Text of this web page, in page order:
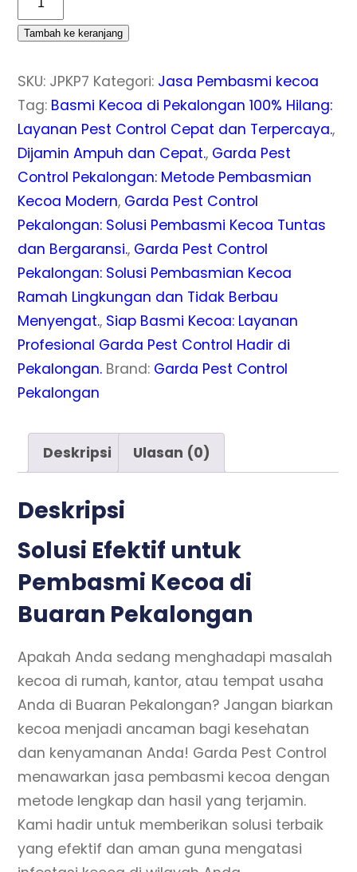
Jasa
Pembasmi
Buaran
Pekalongan
Metode
Terjamin
Tambah ke keranjang
SKU: JPKP7 Kategori: Jasa Pembasmi kecoa
Tag: Basmi Kecoa di Pekalongan 100% Hilang:
Layanan Pest Control Cepat dan Terpercaya.,
Dijamin Ampuh dan Cepat., Garda Pest
Control Pekalongan: Metode Pembasmian
Kecoa Modern, Garda Pest Control
Pekalongan: Solusi Pembasmi Kecoa Tuntas
dan Bergaransi., Garda Pest Control
Pekalongan: Solusi Pembasmian Kecoa
Ramah Lingkungan dan Tidak Berbau
Menyengat., Siap Basmi Kecoa: Layanan
Profesional Garda Pest Control Hadir di
Pekalongan. Brand: Garda Pest Control
Pekalongan
Deskripsi Ulasan (0)
Deskripsi
Solusi Efektif untuk
Pembasmi Kecoa di
Buaran Pekalongan
Apakah Anda sedang menghadapi masalah
kecoa di rumah, kantor, atau tempat usaha
Anda di Buaran Pekalongan? Jangan biarkan
kecoa menjadi ancaman bagi kesehatan
dan kenyamanan Anda! Garda Pest Control
menawarkan jasa pembasmi kecoa dengan
metode lengkap dan hasil yang terjamin.
Kami hadir untuk memberikan solusi terbaik
yang efektif dan aman guna mengatasi